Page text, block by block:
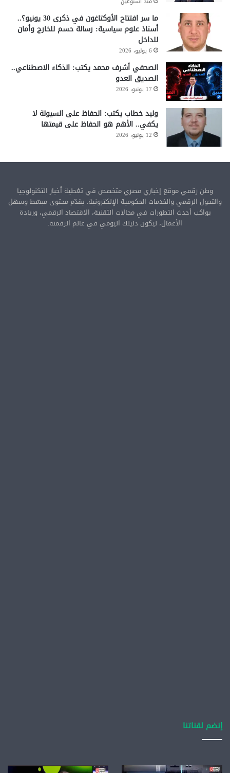
ما سر افتتاح الأوكتاغون في ذكرى 30 يونيو؟..
أستاذ علوم سياسية: رسالة حسم للخارج وأمان
للداخل
6 يوليو، 2026
الصحفي أشرف محمد يكتب: الذكاء الاصطناعي..
الصديق العدو
17 يونيو، 2026
وليد خطاب يكتب: الحفاظ على السيولة لا
يكفي.. الأهم هو الحفاظ على قيمتها
12 يونيو، 2026
وطن رقمي موقع إخباري مصري متخصص في تغطية أخبار التكنولوجيا
والتحول الرقمي والخدمات الحكومية الإلكترونية. يقدّم محتوى مبسّط وسهل
يواكب أحدث التطورات في مجالات التقنية، الاقتصاد الرقمي، وريادة
الأعمال، ليكون دليلك اليومي في عالم الرقمنة.
إنضم لقناتنا